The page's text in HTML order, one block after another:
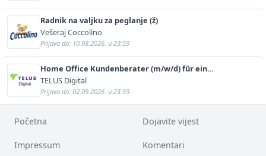
Radnik na valjku za peglanje (ž)
Vešeraj Coccolino
Prijava do: 10.08.2026. u 23:59
Home Office Kundenberater (m/w/d) für ein
renommiertes Schuhunternehmen
TELUS Digital
Prijava do: 02.09.2026. u 23:59
Početna Dojavite vijest
Impressum Komentari